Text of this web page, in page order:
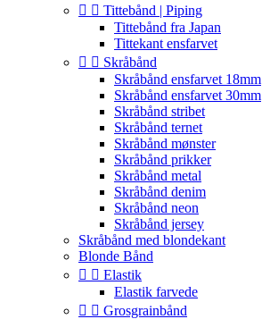
  Tittebånd | Piping
Tittebånd fra Japan
Tittekant ensfarvet
  Skråbånd
Skråbånd ensfarvet 18mm
Skråbånd ensfarvet 30mm
Skråbånd stribet
Skråbånd ternet
Skråbånd mønster
Skråbånd prikker
Skråbånd metal
Skråbånd denim
Skråbånd neon
Skråbånd jersey
Skråbånd med blondekant
Blonde Bånd
  Elastik
Elastik farvede
  Grosgrainbånd